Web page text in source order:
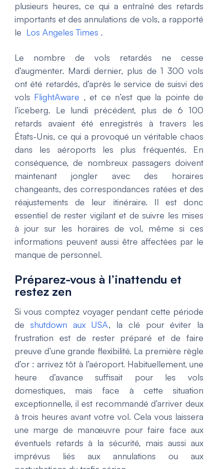
plusieurs heures, ce qui a entraîné des retards
importants et des annulations de vols, a rapporté
le Los Angeles Times .
Le nombre de vols retardés ne cesse
d’augmenter. Mardi dernier, plus de 1 300 vols
ont été retardés, d’après le service de suisvi des
vols FlightAware , et ce n’est que la pointe de
l’iceberg. Le lundi précédent, plus de 6 100
retards avaient été enregistrés à travers les
États-Unis, ce qui a provoqué un véritable chaos
dans les aéroports les plus fréquentés. En
conséquence, de nombreux passagers doivent
maintenant jongler avec des horaires
changeants, des correspondances ratées et des
réajustements de leur itinéraire. Il est donc
essentiel de rester vigilant et de suivre les mises
à jour sur les horaires de vol, même si ces
informations peuvent aussi être affectées par le
manque de personnel.
Préparez-vous à l’inattendu et
restez zen
Si vous comptez voyager pendant cette période
de shutdown aux USA, la clé pour éviter la
frustration est de rester préparé et de faire
preuve d’une grande flexibilité. La première règle
d’or : arrivez tôt à l’aéroport. Habituellement, une
heure d’avance suffisait pour les vols
domestiques, mais face à cette situation
exceptionnelle, il est recommandé d’arriver deux
à trois heures avant votre vol. Cela vous laissera
une marge de manœuvre pour faire face aux
éventuels retards à la sécurité, mais aussi aux
imprévus liés aux annulations ou aux